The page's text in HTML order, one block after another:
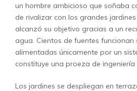
un hombre ambicioso que soñaba
de rivalizar con los grandes
alcanzó su objetivo gracias a un
agua. Cientos de fuentes funcionan
alimentadas únicamente por un
constituye una proeza de ingeniería
Los jardines se despliegan en